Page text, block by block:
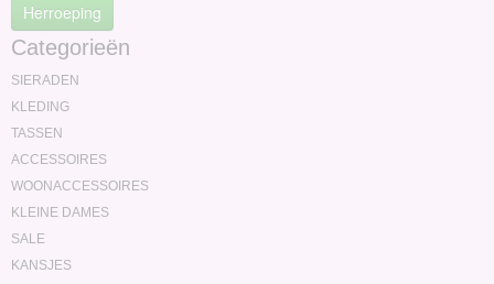
Herroeping
Categorieën
SIERADEN
KLEDING
TASSEN
ACCESSOIRES
WOONACCESSOIRES
KLEINE DAMES
SALE
KANSJES